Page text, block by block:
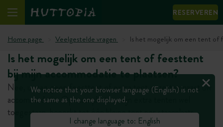
RESERVEREN
Home page Veelgestelde vragen Is het mogelijk om een tent
Is het mogelijk om een tent of feesttent
bij mijn accommodatie te plaatsen?
Nee, u mag geen feesttent of extra tent opzetten naast uw
accommodatie. Op staanplaatsen zijn extra tenten wel
toegestaan, beperkt tot één kleine tent per staanplaats.
We notice that your browser language (English) is not
the same as the one displayed.
I change language to: English